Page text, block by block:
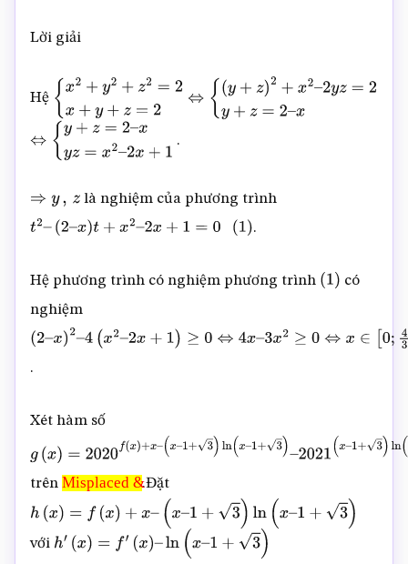
Lời giải
Hệ {x 2+ y 2+ z = 2x +y =2 ⇔ {( + z) 2+x
–
2 yz = 2y +z = –x
⇔
y +z=2–xy =x
–
.
⇒ ,z là nghiệm của phương trình
t (2– x)t+ 2 –2 +1= 0 1) .
Hệ phương trình có nghiệm phương trình (1) có
nghiệm
(2– x)2 (x2–
2.
Xét hàm số
g (x)= 2020f(x)
(x–1 +3)ln(x–
1+3)– 2021 (x–
1+3)ln(x– 1+ 3
–
trên Misplaced &
Misplaced
&
.Đặt
h (x)= f(x )+x–( – 1+ ) ln x– 1 +3 )
với h (x)= f′( x) ln(x –1+ 3)